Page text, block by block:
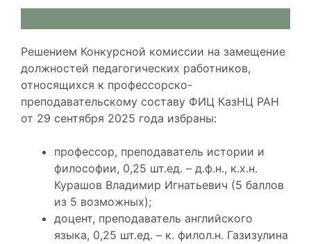
Решением Конкурсной комиссии на замещение
должностей педагогических работников,
относящихся к профессорско-
преподавательскому составу ФИЦ КазНЦ РАН
от 29 сентября 2025 года избраны:
профессор, преподаватель истории и
философии, 0,25 шт.ед. – д.ф.н., к.х.н.
Курашов Владимир Игнатьевич (5 баллов
из 5 возможных);
доцент, преподаватель английского
языка, 0,25 шт.ед. – к. филол.н. Газизулина